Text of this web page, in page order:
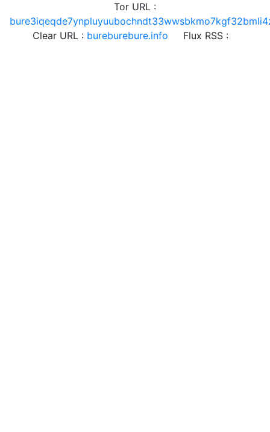
Tor URL :
Clear URL : bureburebure.info Flux RSS :